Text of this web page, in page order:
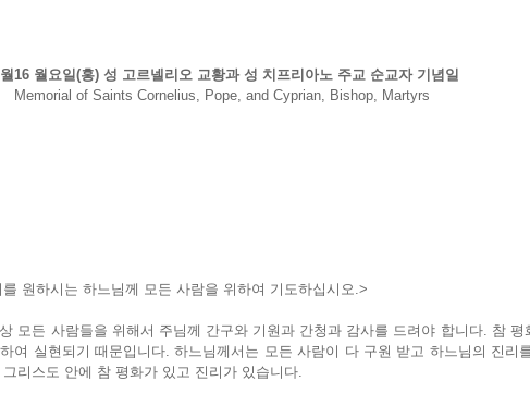
16 월요일(홍) 성 고르넬리오 교황과 성 치프리아노 주교 순교자 기념일
Memorial of Saints Cornelius, Pope, and Cyprian, Bishop, Martyrs
원하시는 하느님께 모든 사람을 위하여 기도하십시오.>
모든 사람들을 위해서 주님께 간구와 기원과 간청과 감사를 드려야 합니다. 참 평
여 실현되기 때문입니다. 하느님께서는 모든 사람이 다 구원 받고 하느님의 진리
리스도 안에 참 평화가 있고 진리가 있습니다.